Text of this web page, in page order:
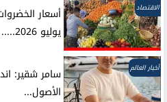
الاقتصاد
يوليو 2026.....
أخبار العالم
سامر شقير:
الأصول...